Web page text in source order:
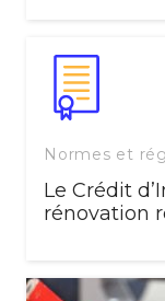
Normes et
Le Crédit
rénovation